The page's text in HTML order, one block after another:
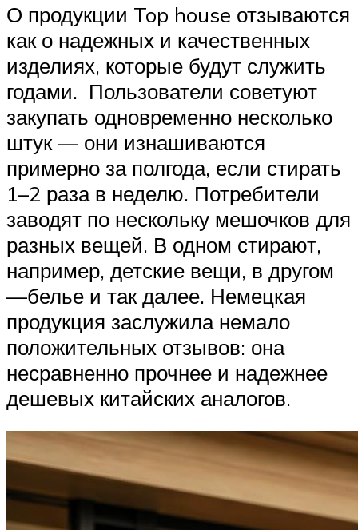
О продукции Top house отзываются
как о надежных и качественных
изделиях, которые будут служить
годами. Пользователи советуют
закупать одновременно несколько
штук — они изнашиваются
примерно за полгода, если стирать
1–2 раза в неделю. Потребители
заводят по нескольку мешочков для
разных вещей. В одном стирают,
например, детские вещи, в другом
—белье и так далее. Немецкая
продукция заслужила немало
положительных отзывов: она
несравненно прочнее и надежнее
дешевых китайских аналогов.